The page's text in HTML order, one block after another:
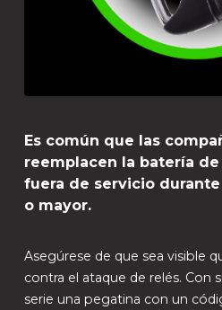
Es común que las
reemplacen la batería
fuera de servicio
o mayor.
Asegúrese de que sea visible
contra el ataque de relés. Con
serie una pegatina con un